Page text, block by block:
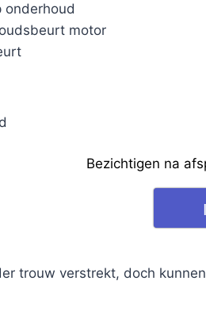
onderhoud
motor
Bezichtigen na
trouw verstrekt, doch